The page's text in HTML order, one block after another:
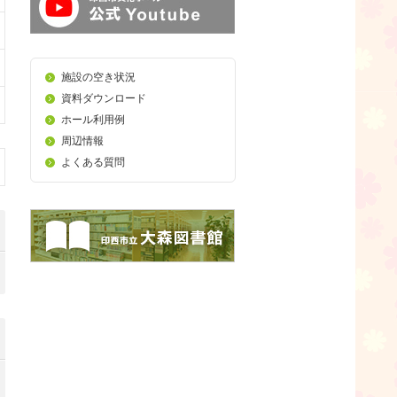
施設の空き状況
資料ダウンロード
ホール利用例
周辺情報
よくある質問